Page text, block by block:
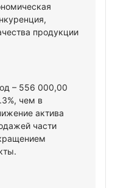
продукции
– 556 000,00
чем в
актива
части